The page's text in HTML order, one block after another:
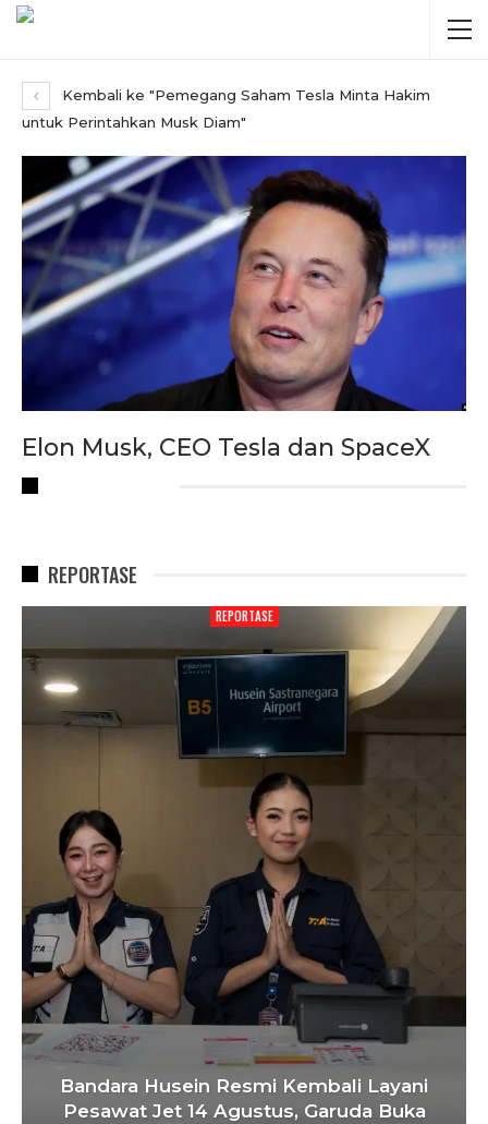
Kembali ke "Pemegang Saham Tesla Minta Hakim
untuk Perintahkan Musk Diam"
Elon Musk, CEO Tesla dan SpaceX
REPORTASE
REPORTASE
Bandara Husein Resmi Kembali Layani
Pesawat Jet 14 Agustus, Garuda Buka